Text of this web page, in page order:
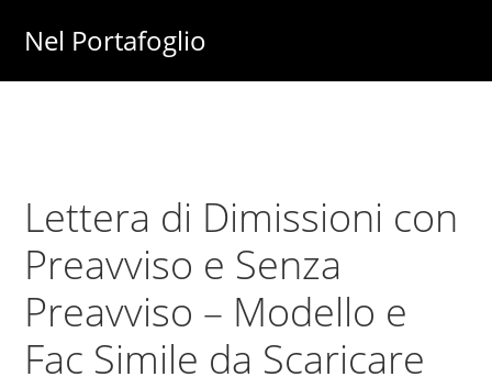
main
primary
Nel Portafoglio
Risparmio
-
Soldi
-
Lavoro
Lettera di Dimissioni con
Preavviso e Senza
Preavviso – Modello e
Fac Simile da Scaricare